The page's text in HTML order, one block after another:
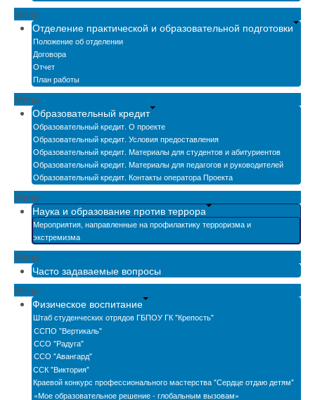
Menu
Отделение практической и образовательной подготовки
Положение об отделении
Договора
Отчет
План работы
Menu
Образовательный кредит
Образовательный кредит. О проекте
Образовательный кредит. Условия предоставления
Образовательный кредит. Материалы для студентов и абитуриентов
Образовательный кредит. Материалы для педагогов и руководителей
Образовательный кредит. Контакты оператора Проекта
Menu
Наука и образование против террора
Мероприятия, направленные на профилактику терроризма и
экстремизма
Menu
Часто задаваемые вопросы
Menu
Физическое воспитание
Штаб студенческих отрядов ГБПОУ ГК "Крепость"
ССПО "Вертикаль"
ССО "Радуга"
ССО "Авангард"
ССК "Виктория"
Краевой конкурс профессионального мастерства "Сердце отдаю детям"
«Мое образовательное решение - глобальным вызовам»